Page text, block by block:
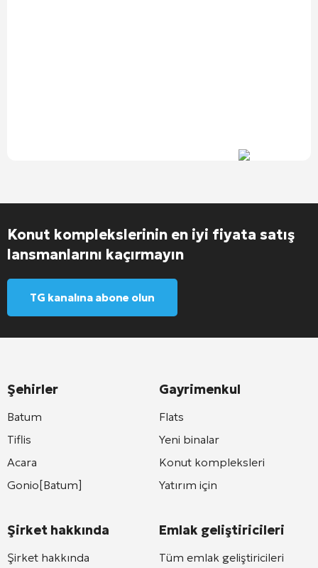
Konut komplekslerinin en iyi fiyata satış
lansmanlarını kaçırmayın
TG kanalına abone olun
Şehirler
Batum
Tiflis
Acara
Gonio[Batum]
Şirket hakkında
Şirket hakkında
Gayrimenkul
Flats
Yeni binalar
Konut kompleksleri
Yatırım için
Emlak geliştiricileri
Tüm emlak geliştiricileri